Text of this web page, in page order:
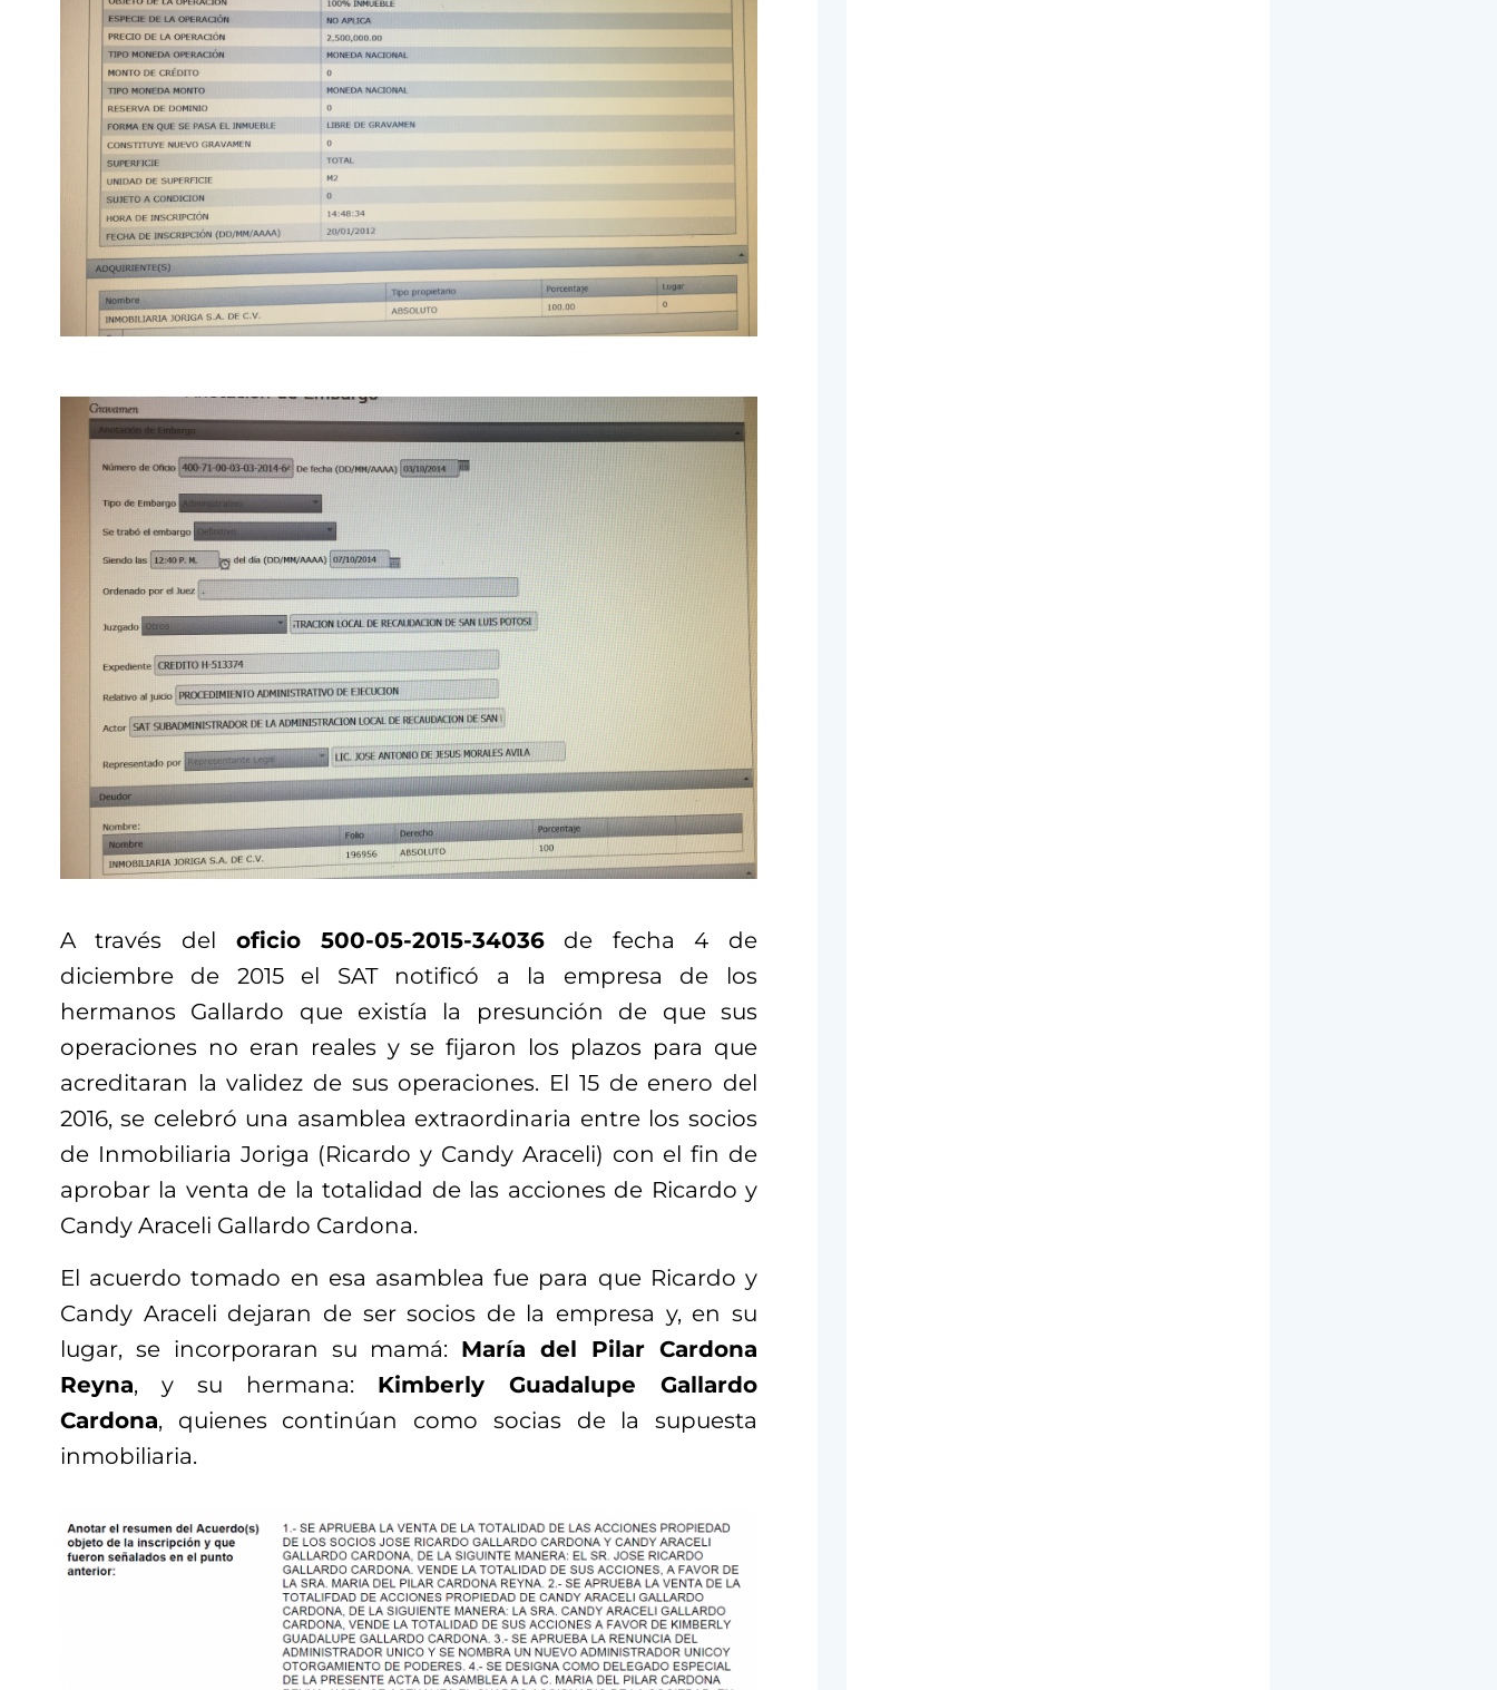
A través del oficio 500-05-2015-34036 de fecha 4 de
diciembre de 2015 el SAT notificó a la empresa de los
hermanos Gallardo que existía la presunción de que sus
operaciones no eran reales y se fijaron los plazos para que
acreditaran la validez de sus operaciones. El 15 de enero del
2016, se celebró una asamblea extraordinaria entre los socios
de Inmobiliaria Joriga (Ricardo y Candy Araceli) con el fin de
aprobar la venta de la totalidad de las acciones de Ricardo y
Candy Araceli Gallardo Cardona.
El acuerdo tomado en esa asamblea fue para que Ricardo y
Candy Araceli dejaran de ser socios de la empresa y, en su
lugar, se incorporaran su mamá: María del Pilar Cardona
Reyna, y su hermana: Kimberly Guadalupe Gallardo
Cardona, quienes continúan como socias de la supuesta
inmobiliaria.